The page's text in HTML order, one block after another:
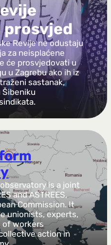
Revije ne odustaju
za neisplaćene
će prosvjedovati u
u Zagrebu ako ih iz
sastanak,
Šibeniku
is a joint
and ASTREES,
Commission. It
unionists, experts,
of workers
action in